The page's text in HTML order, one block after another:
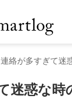
絡が多すぎて迷
迷惑な時